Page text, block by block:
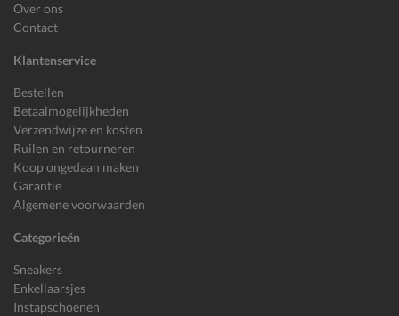
Over ons
Contact
Klantenservice
Bestellen
Betaalmogelijkheden
Verzendwijze en kosten
Ruilen en retourneren
Koop ongedaan maken
Garantie
Algemene voorwaarden
Categorieën
Sneakers
Enkellaarsjes
Instapschoenen